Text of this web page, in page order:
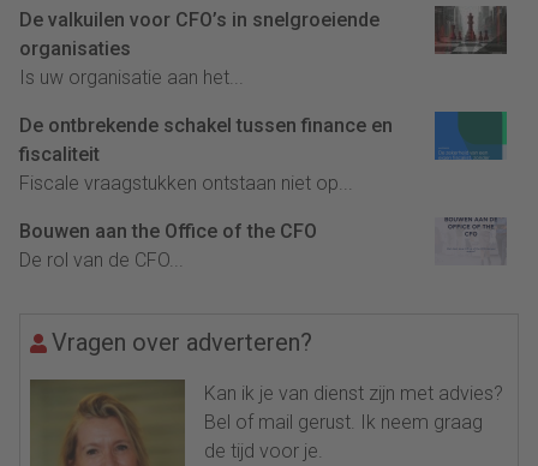
De valkuilen voor CFO’s in snelgroeiende
organisaties
Is uw organisatie aan het...
De ontbrekende schakel tussen finance en
fiscaliteit
Fiscale vraagstukken ontstaan niet op...
Bouwen aan the Office of the CFO
De rol van de CFO...
Vragen over adverteren?
Kan ik je van dienst zijn met advies?
Bel of mail gerust. Ik neem graag
de tijd voor je.